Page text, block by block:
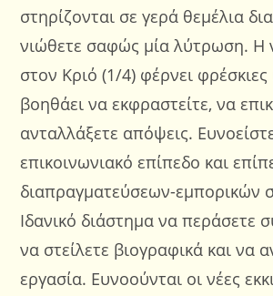
στηρίζονται σε γερά θεμέλια
νιώθετε σαφώς μία λύτρωση. Η
στον Κριό (1/4) φέρνει φρέσκιες
βοηθάει να εκφραστείτε, να
ανταλλάξετε απόψεις.
επικοινωνιακό επίπεδο και
διαπραγματεύσεων-εμπορικών
Ιδανικό διάστημα να περάσετε
να στείλετε βιογραφικά και να
εργασία. Ευνοούνται οι νέες